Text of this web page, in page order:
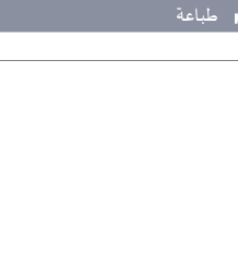
طباعة